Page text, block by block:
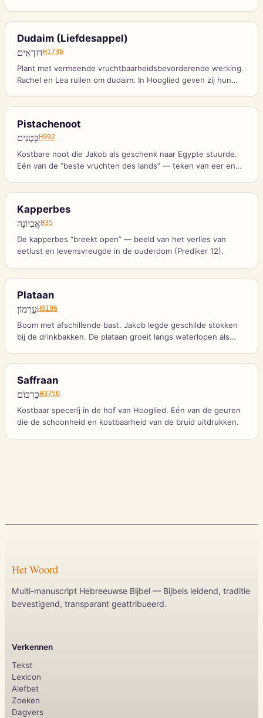
Dudaim (Liefdesappel)
דּוּדָאִיםH1736
Plant met vermeende vruchtbaarheidsbevorderende werking.
Rachel en Lea ruilen om dudaim. In Hooglied geven zij hun
Pistachenoot
בָּטְנִים H992
Kostbare noot die Jakob als geschenk naar Egypte stuurde.
Eén van de “beste vruchten des lands” — teken van eer en
Kapperbes
אֲבִיוֹנָה H35
De kapperbes “breekt open” — beeld van het verlies van
eetlust en levensvreugde in de ouderdom (Prediker 12).
Plataan
עַרְמוֹןH6196
Boom met afschillende bast. Jakob legde geschilde stokken
bij de drinkbakken. De plataan groeit langs waterlopen als
Saffraan
כַּרְכּוֹם H3750
Kostbaar specerij in de hof van Hooglied. Eén van de geuren
die de schoonheid en kostbaarheid van de bruid uitdrukken.
Het Woord
Multi-manuscript Hebreeuwse Bijbel — Bijbels leidend, traditie
bevestigend, transparant geattribueerd.
Verkennen
Tekst
Lexicon
Alefbet
Zoeken
Dagvers